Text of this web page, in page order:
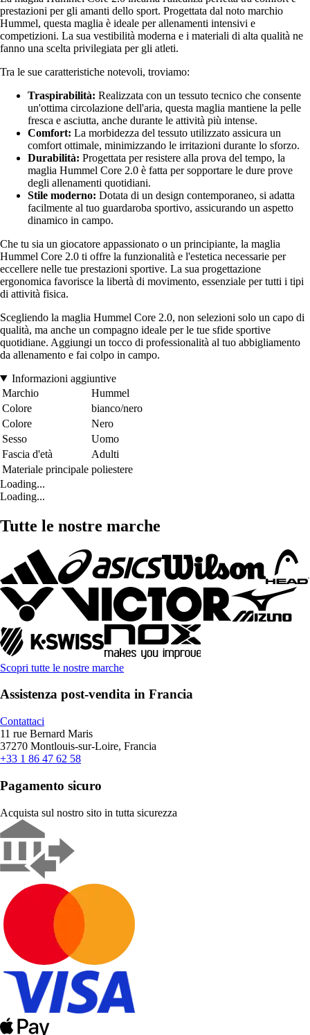
prestazioni per gli amanti dello sport. Progettata dal noto marchio
Hummel, questa maglia è ideale per allenamenti intensivi e
competizioni. La sua vestibilità moderna e i materiali di alta qualità ne
fanno una scelta privilegiata per gli atleti.
Tra le sue caratteristiche notevoli, troviamo:
Traspirabilità: Realizzata con un tessuto tecnico che consente
un'ottima circolazione dell'aria, questa maglia mantiene la pelle
fresca e asciutta, anche durante le attività più intense.
Comfort: La morbidezza del tessuto utilizzato assicura un
comfort ottimale, minimizzando le irritazioni durante lo sforzo.
Durabilità: Progettata per resistere alla prova del tempo, la
maglia Hummel Core 2.0 è fatta per sopportare le dure prove
degli allenamenti quotidiani.
Stile moderno: Dotata di un design contemporaneo, si adatta
facilmente al tuo guardaroba sportivo, assicurando un aspetto
dinamico in campo.
Che tu sia un giocatore appassionato o un principiante, la maglia
Hummel Core 2.0 ti offre la funzionalità e l'estetica necessarie per
eccellere nelle tue prestazioni sportive. La sua progettazione
ergonomica favorisce la libertà di movimento, essenziale per tutti i tipi
di attività fisica.
Scegliendo la maglia Hummel Core 2.0, non selezioni solo un capo di
qualità, ma anche un compagno ideale per le tue sfide sportive
quotidiane. Aggiungi un tocco di professionalità al tuo abbigliamento
da allenamento e fai colpo in campo.
Informazioni aggiuntive
Marchio
Hummel
Colore
bianco/nero
Colore
Nero
Sesso
Uomo
Fascia d'età
Adulti
Materiale principale poliestere
Loading...
Loading...
Tutte le nostre marche
Scopri tutte le nostre marche
Assistenza post-vendita in Francia
Contattaci
11 rue Bernard Maris
37270 Montlouis-sur-Loire, Francia
+33 1 86 47 62 58
Pagamento sicuro
Acquista sul nostro sito in tutta sicurezza